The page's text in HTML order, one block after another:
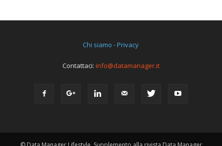
Chi siamo - Privacy
Contattaci: info@datamanager.it